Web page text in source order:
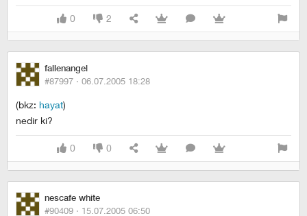
0 2
fallenangel
#87997 · 06.07.2005 18:28
(bkz: hayat)
nedir ki?
0 0
nescafe white
#90409 · 15.07.2005 06:50